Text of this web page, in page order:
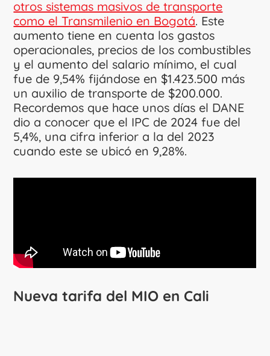
otros sistemas masivos de transporte
como el Transmilenio en Bogotá. Este
aumento tiene en cuenta los gastos
operacionales, precios de los combustibles
y el aumento del salario mínimo, el cual
fue de 9,54% fijándose en $1.423.500 más
un auxilio de transporte de $200.000.
Recordemos que hace unos días el DANE
dio a conocer que el IPC de 2024 fue del
5,4%, una cifra inferior a la del 2023
cuando este se ubicó en 9,28%.
Nueva tarifa del MIO en Cali